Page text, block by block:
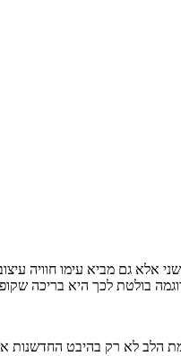
אלא גם מביא עימו חוויה
בולטת לכך היא בריכה
לא רק בהיבט החדשנות